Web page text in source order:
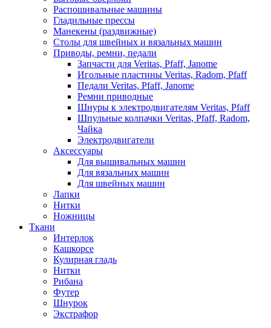
Распошивальные машины
Гладильные прессы
Манекены (раздвижные)
Столы для швейных и вязальных машин
Приводы, ремни, педали
Запчасти для Veritas, Pfaff, Janome
Игольные пластины Veritas, Radom, Pfaff
Педали Veritas, Pfaff, Janome
Ремни приводные
Шнуры к электродвигателям Veritas, Pfaff
Шпульные колпачки Veritas, Pfaff, Radom,
Чайка
Электродвигатели
Аксессуары
Для вышивальных машин
Для вязальных машин
Для швейных машин
Лапки
Нитки
Ножницы
Ткани
Интерлок
Кашкорсе
Кулирная гладь
Нитки
Рибана
Футер
Шнурок
Экстрафор